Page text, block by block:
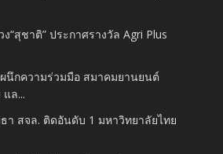
ง“สุชาติ” ประกาศรางวัล Agri Plus
นึกความร่วมมือ สมาคมยานยนต์
ล...
า สจล. ติดอันดับ 1 มหาวิทยาลัยไทย